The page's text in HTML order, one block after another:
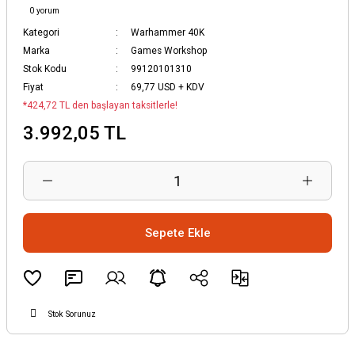
0 yorum
Kategori
Warhammer 40K
Marka
Games Workshop
Stok Kodu
99120101310
Fiyat
69,77 USD + KDV
*424,72 TL den başlayan taksitlerle!
3.992,05 TL
Sepete Ekle
Stok Sorunuz